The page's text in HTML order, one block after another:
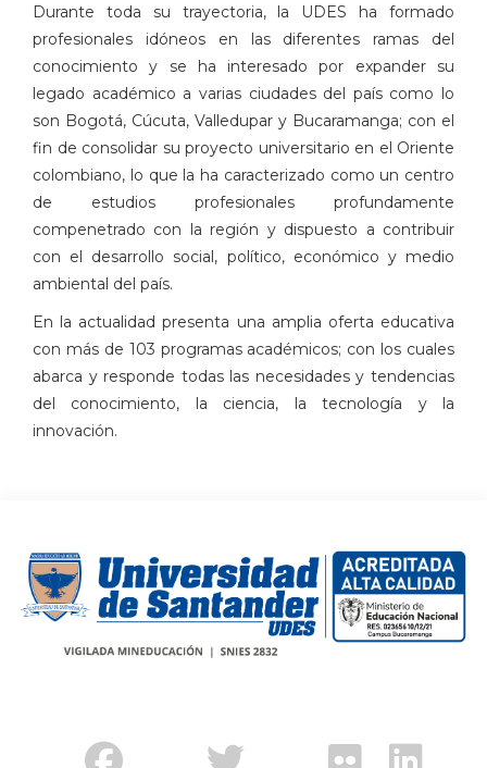
Durante toda su trayectoria, la UDES ha formado
profesionales idóneos en las diferentes ramas del
conocimiento y se ha interesado por expander su
legado académico a varias ciudades del país como lo
son Bogotá, Cúcuta, Valledupar y Bucaramanga; con el
fin de consolidar su proyecto universitario en el Oriente
colombiano, lo que la ha caracterizado como un centro
de estudios profesionales profundamente
compenetrado con la región y dispuesto a contribuir
con el desarrollo social, político, económico y medio
ambiental del país.
En la actualidad presenta una amplia oferta educativa
con más de 103 programas académicos; con los cuales
abarca y responde todas las necesidades y tendencias
del conocimiento, la ciencia, la tecnología y la
innovación.